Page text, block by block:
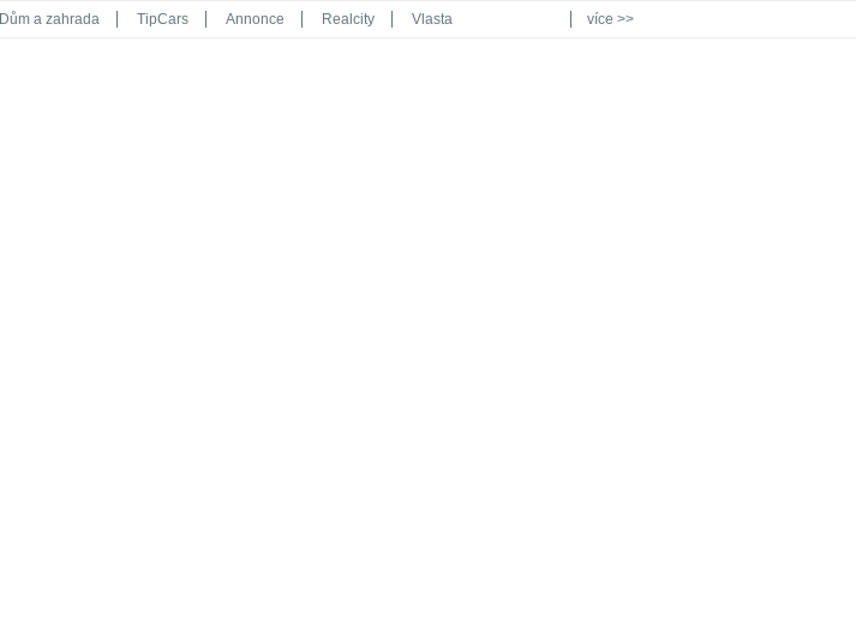
Dům a zahrada TipCars Annonce Realcity Vlasta více >>